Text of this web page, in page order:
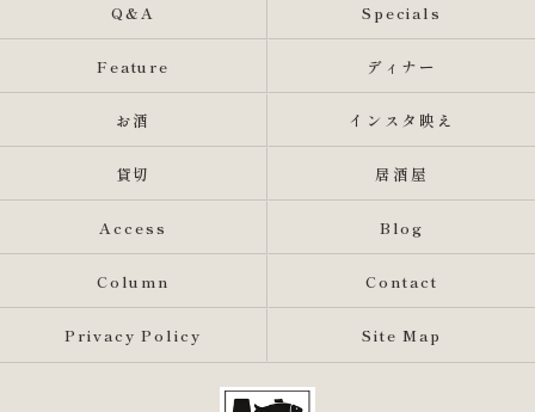
Q&A Specials
Feature ディナー
お酒 インスタ映え
貸切 居酒屋
Access Blog
Column Contact
Privacy Policy Site Map